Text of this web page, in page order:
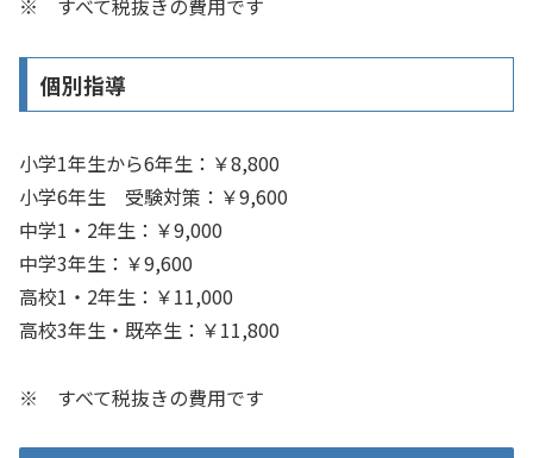
※ すべて税抜きの費用です
個別指導
小学1年生から6年生：￥8,800
小学6年生 受験対策：￥9,600
中学1・2年生：￥9,000
中学3年生：￥9,600
高校1・2年生：￥11,000
高校3年生・既卒生：￥11,800
※ すべて税抜きの費用です